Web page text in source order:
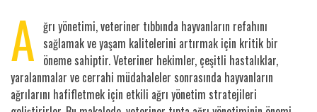
A ğrı yönetimi, veteriner tıbbında hayvanların refahını
sağlamak ve yaşam kalitelerini artırmak için kritik bir
öneme sahiptir. Veteriner hekimler, çeşitli hastalıklar,
yaralanmalar ve cerrahi müdahaleler sonrasında hayvanların
ağrılarını hafifletmek için etkili ağrı yönetim stratejileri